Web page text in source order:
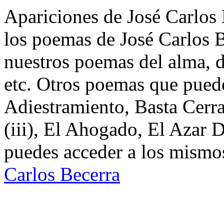
Apariciones de José
los poemas de José Carlos
nuestros poemas del alma,
etc. Otros poemas que
Adiestramiento, Basta
(iii), El Ahogado, El Azar
puedes acceder a los
Carlos Becerra